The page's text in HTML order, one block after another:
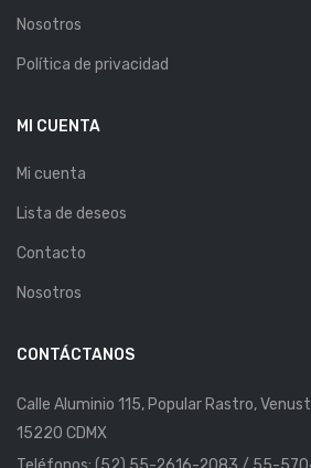
Nosotros
Política de privacidad
MI CUENTA
Mi cuenta
Lista de deseos
Contacto
Nosotros
CONTÁCTANOS
Calle Aluminio 115, Popular Rastro,
15220 CDMX